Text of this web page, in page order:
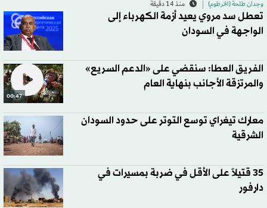
وجدان طلحة (الخرطوم) منذ 14 دقيقة
تعطل سد مروي يعيد أزمة الكهرباء إلى
الواجهة في السودان
00:47
الفريق العطا: سنقضي على «الدعم السريع»
والمرتزقة الأجانب بنهاية العام
معارك تيغراي توسع التوتر على حدود السودان
الشرقية
35 قتيلاً على الأقل في ضربة بمسيرات في
دارفور